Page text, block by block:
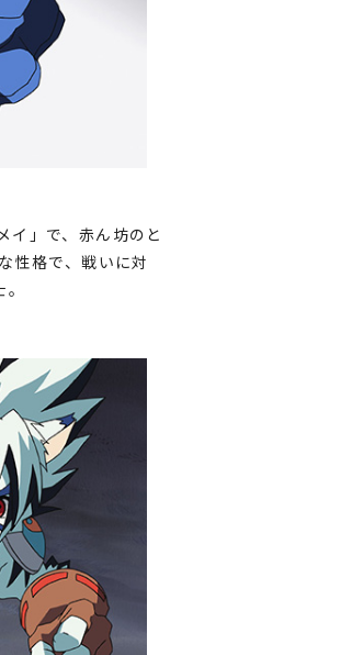
イ」で、赤ん坊のと
性格で、戦いに対